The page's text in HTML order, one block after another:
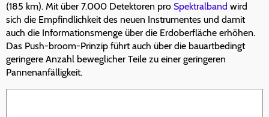
(185 km). Mit über 7.000 Detektoren pro Spektralband wird
sich die Empfindlichkeit des neuen Instrumentes und damit
auch die Informationsmenge über die Erdoberfläche erhöhen.
Das Push-broom-Prinzip führt auch über die bauartbedingt
geringere Anzahl beweglicher Teile zu einer geringeren
Pannenanfälligkeit.